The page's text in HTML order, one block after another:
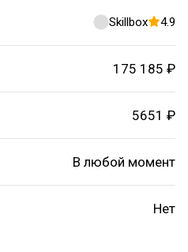
Skillbox 4.9
175 185 ₽
5651 ₽
В любой момент
Нет